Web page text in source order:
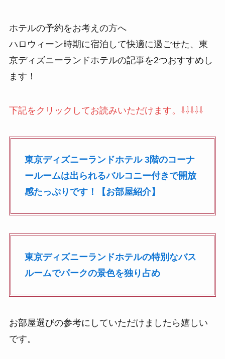
ホテルの予約をお考えの方へ
ハロウィーン時期に宿泊して快適に過ごせた、東
京ディズニーランドホテルの記事を2つおすすめし
ます！
下記をクリックしてお読みいただけます。⇩⇩⇩⇩⇩
東京ディズニーランドホテル 3階のコーナ
ールームは出られるバルコニー付きで開放
感たっぷりです！【お部屋紹介】
東京ディズニーランドホテルの特別なバス
ルームでパークの景色を独り占め
お部屋選びの参考にしていただけましたら嬉しい
です。